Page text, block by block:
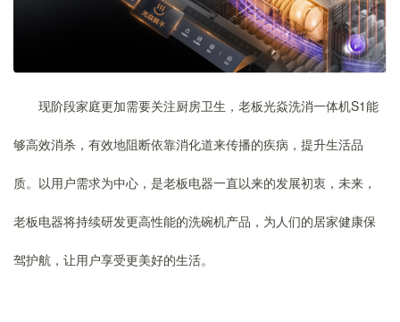
现阶段家庭更加需要关注厨房卫生，老板光焱洗消一体机S1能
够高效消杀，有效地阻断依靠消化道来传播的疾病，提升生活品
质。以用户需求为中心，是老板电器一直以来的发展初衷，未来，
老板电器将持续研发更高性能的洗碗机产品，为人们的居家健康保
驾护航，让用户享受更美好的生活。